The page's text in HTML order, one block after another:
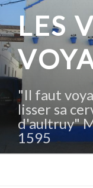
Aller
contenu
principal
LES
"Il faut
lisser sa
d'aultruy"
1595